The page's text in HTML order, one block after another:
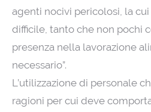
agenti nocivi pericolosi, la
difficile, tanto che non pochi
presenza nella lavorazione
necessario”.
L’utilizzazione di personale
ragioni per cui deve